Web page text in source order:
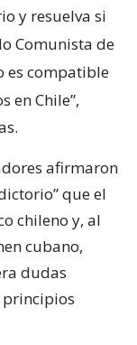
y resuelva si
Comunista de
es compatible
en Chile”,
afirmaron
que el
chileno y, al
cubano,
dudas
principios